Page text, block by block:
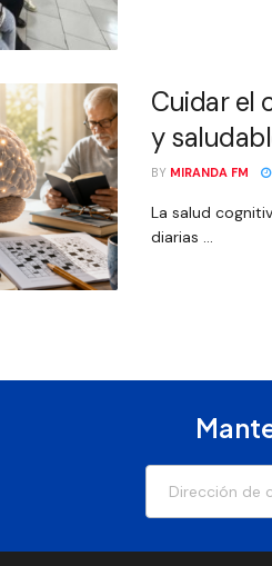
Cuidar el
y
BY MIRANDA FM
La salud
diarias ...